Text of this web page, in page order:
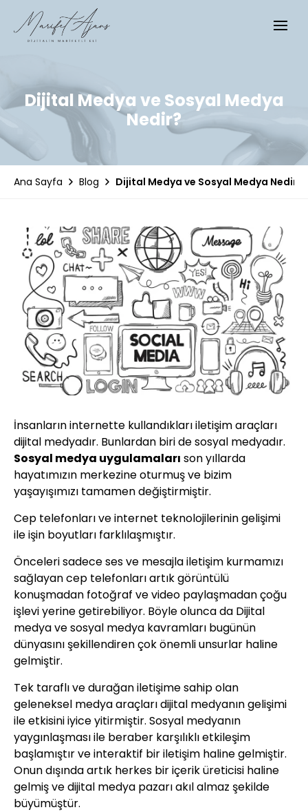
Dijital Medya ve Sosyal Medya
Nedir?
Ana Sayfa Blog Dijital Medya ve Sosyal Medya Nedir?
İnsanların internette kullandıkları iletişim araçları
dijital medyadır. Bunlardan biri de sosyal medyadır.
Sosyal medya uygulamaları son yıllarda
hayatımızın merkezine oturmuş ve bizim
yaşayışımızı tamamen değiştirmiştir.
Cep telefonları ve internet teknolojilerinin gelişimi
ile işin boyutları farklılaşmıştır.
Önceleri sadece ses ve mesajla iletişim kurmamızı
sağlayan cep telefonları artık görüntülü
konuşmadan fotoğraf ve video paylaşmadan çoğu
işlevi yerine getirebiliyor. Böyle olunca da Dijital
medya ve sosyal medya kavramları bugünün
dünyasını şekillendiren çok önemli unsurlar haline
gelmiştir.
Tek taraflı ve durağan iletişime sahip olan
geleneksel medya araçları dijital medyanın gelişimi
ile etkisini iyice yitirmiştir. Sosyal medyanın
yaygınlaşması ile beraber karşılıklı etkileşim
başlamıştır ve interaktif bir iletişim haline gelmiştir.
Onun dışında artık herkes bir içerik üreticisi haline
gelmiş ve dijital medya pazarı akıl almaz şekilde
büyümüştür.